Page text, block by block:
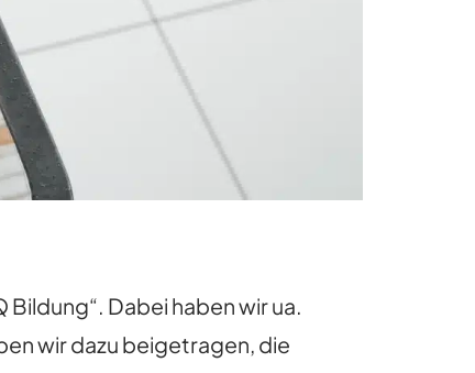
Dabei haben wir ua.
wir dazu beigetragen, die